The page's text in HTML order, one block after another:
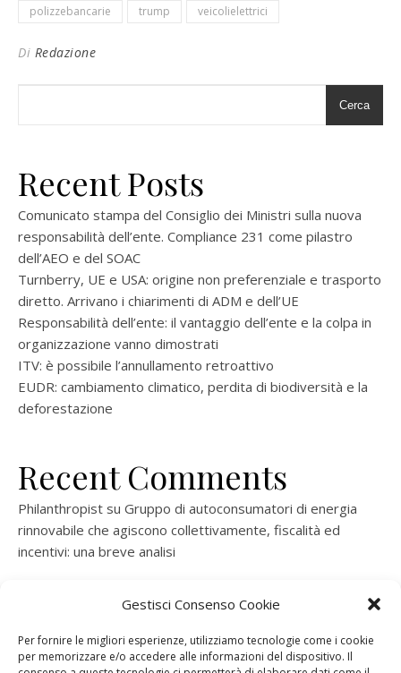
Gestisci Consenso Cookie
Per fornire le migliori esperienze, utilizziamo tecnologie come i cookie
per memorizzare e/o accedere alle informazioni del dispositivo. Il
polizzebancarie
trump veicolielettrici
Di Redazione
Cerca
Recent Posts
Comunicato stampa del Consiglio dei Ministri sulla nuova
responsabilità dell’ente. Compliance 231 come pilastro
dell’AEO e del SOAC
Turnberry, UE e USA: origine non preferenziale e trasporto
diretto. Arrivano i chiarimenti di ADM e dell’UE
Responsabilità dell’ente: il vantaggio dell’ente e la colpa in
organizzazione vanno dimostrati
ITV: è possibile l’annullamento retroattivo
EUDR: cambiamento climatico, perdita di biodiversità e la
deforestazione
Recent Comments
Philanthropist su Gruppo di autoconsumatori di energia
rinnovabile che agiscono collettivamente, fiscalità ed
incentivi: una breve analisi
rinnovabile che agiscono collettivamente, fiscalità ed
ramatogelsuGruppo di autoconsumatori di energia